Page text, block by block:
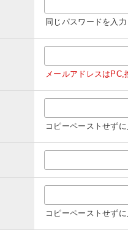
同じパスワードを入力
メールアドレスは
コピーペーストせず
コピーペーストせず